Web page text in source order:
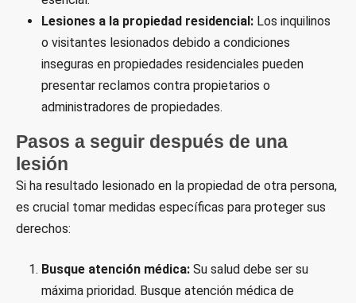
Lesiones a la propiedad residencial: Los inquilinos
o visitantes lesionados debido a condiciones
inseguras en propiedades residenciales pueden
presentar reclamos contra propietarios o
administradores de propiedades.
Pasos a seguir después de una
lesión
Si ha resultado lesionado en la propiedad de otra persona,
es crucial tomar medidas específicas para proteger sus
derechos:
Busque atención médica: Su salud debe ser su
máxima prioridad. Busque atención médica de